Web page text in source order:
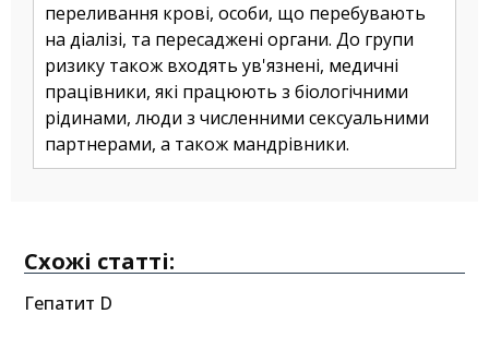
переливання крові, особи, що перебувають
на діалізі, та пересаджені органи. До групи
ризику також входять ув'язнені, медичні
працівники, які працюють з біологічними
рідинами, люди з численними сексуальними
партнерами, а також мандрівники.
Схожі статті:
Гепатит D